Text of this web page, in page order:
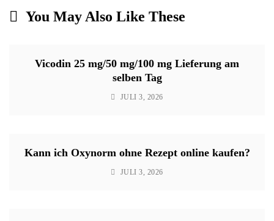
You May Also Like These
Vicodin 25 mg/50 mg/100 mg Lieferung am
selben Tag
JULI 3, 2026
Kann ich Oxynorm ohne Rezept online kaufen?
JULI 3, 2026